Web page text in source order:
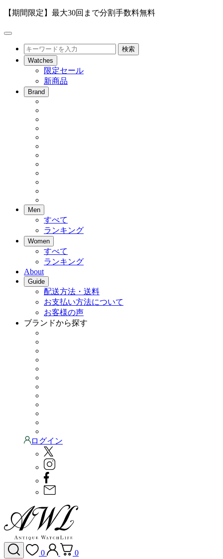
【期間限定】最大30回まで分割手数料無料
メ
検
索
検索
Watches
限定セール
新商品
Brand
Men
すべて
ランキング
Women
すべて
ランキング
About
Guide
配送方法・送料
お支払い方法について
お客様の声
ブランドから探す
ログイン
0 0